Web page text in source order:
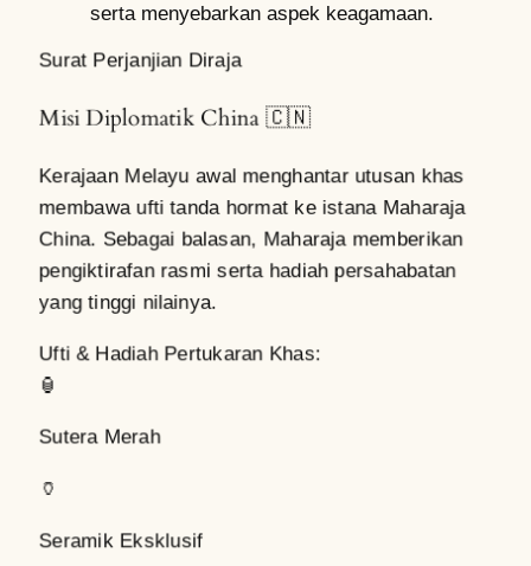
serta menyebarkan aspek keagamaan.
Surat Perjanjian Diraja
Misi Diplomatik China 🇨🇳
Kerajaan Melayu awal menghantar utusan khas
membawa ufti tanda hormat ke istana Maharaja
China. Sebagai balasan, Maharaja memberikan
pengiktirafan rasmi serta hadiah persahabatan
yang tinggi nilainya.
Ufti & Hadiah Pertukaran Khas:
🏮
Sutera Merah
🏺
Seramik Eksklusif